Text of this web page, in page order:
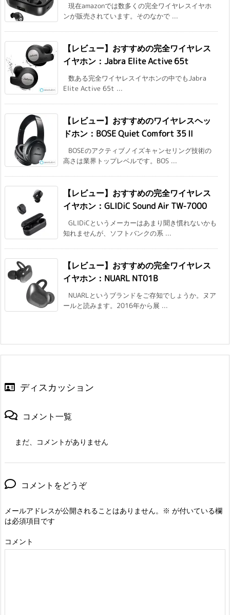
現在amazonでは数多くの完全ワイヤレスイヤホ
ンが販売されています。そのなかで ...
【レビュー】おすすめの完全ワイヤレス
イヤホン：Jabra Elite Active 65t
数ある完全ワイヤレスイヤホンの中でもJabra
Elite Active 65t ...
【レビュー】おすすめのワイヤレスヘッ
ドホン：BOSE Quiet Comfort 35Ⅱ
BOSEのアクティブノイズキャンセリング技術の
高さは業界トップレベルです。BOS ...
【レビュー】おすすめの完全ワイヤレス
イヤホン：GLIDiC Sound Air TW-7000
GLIDiCというメーカーはあまり聞き慣れないかも
知れませんが、ソフトバンクの系 ...
【レビュー】おすすめの完全ワイヤレス
イヤホン：NUARL NT01B
NUARLというブランドをご存知でしょうか。ヌア
ールと読みます。2016年から展 ...
ディスカッション
コメント一覧
まだ、コメントがありません
コメントをどうぞ
メールアドレスが公開されることはありません。 ※ が付いている欄
は必須項目です
コメント